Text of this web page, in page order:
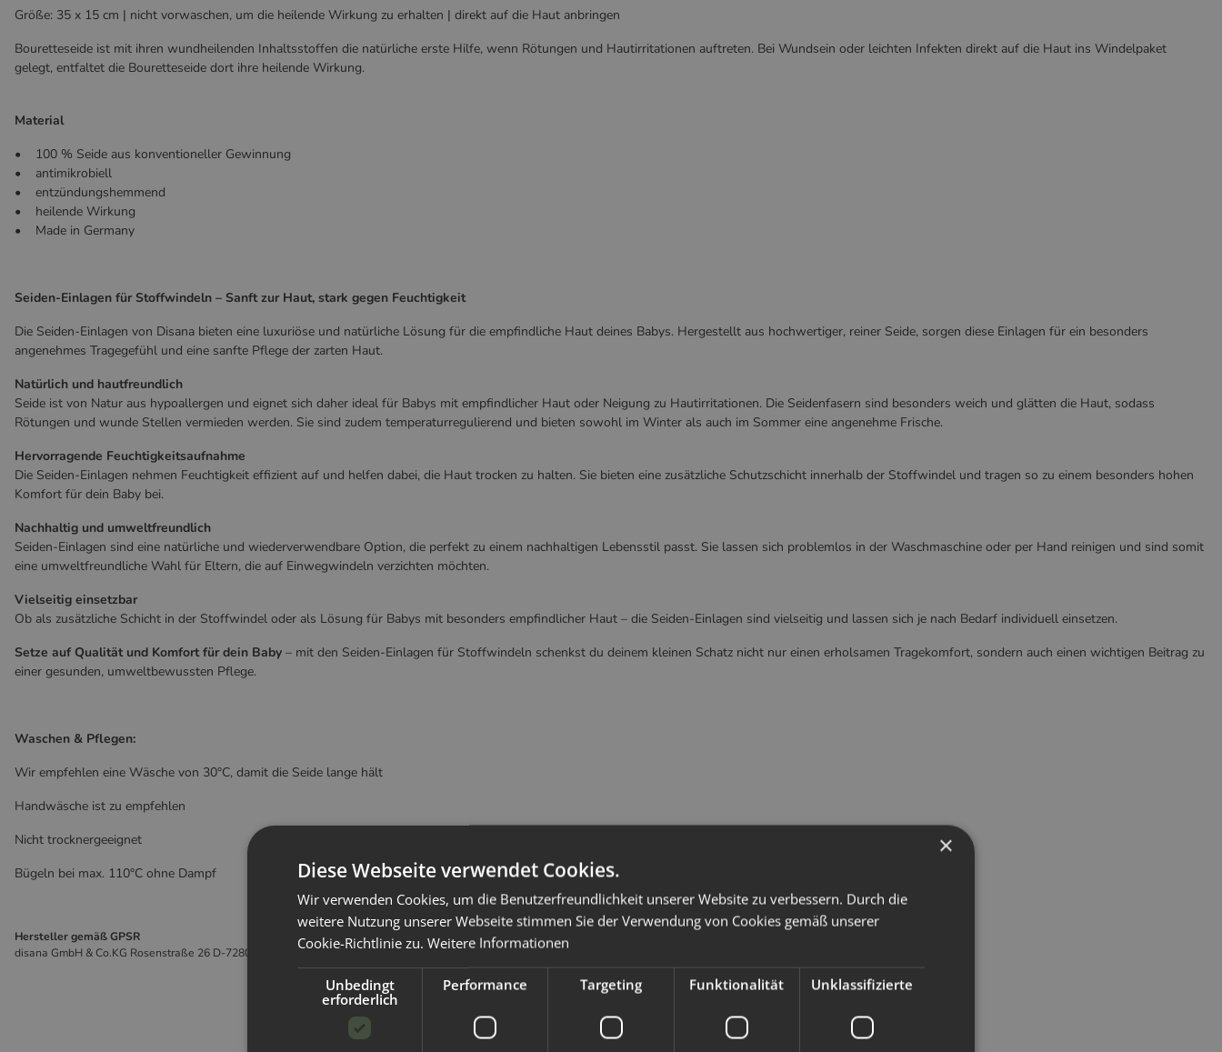
Größe: 35 x 15 cm | nicht vorwaschen, um die heilende Wirkung zu erhalten | direkt auf die Haut anbringen
Bouretteseide ist mit ihren wundheilenden Inhaltsstoffen die natürliche erste Hilfe, wenn Rötungen und Hautirritationen auftreten. Bei Wundsein oder leichten Infekten direkt auf die Haut ins Windelpaket
gelegt, entfaltet die Bouretteseide dort ihre heilende Wirkung.
Material
• 100 % Seide aus konventioneller Gewinnung
• antimikrobiell
• entzündungshemmend
• heilende Wirkung
• Made in Germany
Seiden-Einlagen für Stoffwindeln – Sanft zur Haut, stark gegen Feuchtigkeit
Die Seiden-Einlagen von Disana bieten eine luxuriöse und natürliche Lösung für die empfindliche Haut deines Babys. Hergestellt aus hochwertiger, reiner Seide, sorgen diese Einlagen für ein besonders
angenehmes Tragegefühl und eine sanfte Pflege der zarten Haut.
Natürlich und hautfreundlich
Seide ist von Natur aus hypoallergen und eignet sich daher ideal für Babys mit empfindlicher Haut oder Neigung zu Hautirritationen. Die Seidenfasern sind besonders weich und glätten die Haut, sodass
Rötungen und wunde Stellen vermieden werden. Sie sind zudem temperaturregulierend und bieten sowohl im Winter als auch im Sommer eine angenehme Frische.
Hervorragende Feuchtigkeitsaufnahme
Die Seiden-Einlagen nehmen Feuchtigkeit effizient auf und helfen dabei, die Haut trocken zu halten. Sie bieten eine zusätzliche Schutzschicht innerhalb der Stoffwindel und tragen so zu einem besonders hohen
Komfort für dein Baby bei.
Nachhaltig und umweltfreundlich
Seiden-Einlagen sind eine natürliche und wiederverwendbare Option, die perfekt zu einem nachhaltigen Lebensstil passt. Sie lassen sich problemlos in der Waschmaschine oder per Hand reinigen und sind somit
eine umweltfreundliche Wahl für Eltern, die auf Einwegwindeln verzichten möchten.
Vielseitig einsetzbar
Ob als zusätzliche Schicht in der Stoffwindel oder als Lösung für Babys mit besonders empfindlicher Haut – die Seiden-Einlagen sind vielseitig und lassen sich je nach Bedarf individuell einsetzen.
Setze auf Qualität und Komfort für dein Baby – mit den Seiden-Einlagen für Stoffwindeln schenkst du deinem kleinen Schatz nicht nur einen erholsamen Tragekomfort, sondern auch einen wichtigen Beitrag zu
einer gesunden, umweltbewussten Pflege.
Waschen & Pflegen:
Wir empfehlen eine Wäsche von 30°C, damit die Seide lange hält
Handwäsche ist zu empfehlen
Nicht trocknergeeignet
Bügeln bei max. 110°C ohne Dampf
Hersteller gemäß GPSR
disana GmbH & Co.KG Rosenstraße 26 D-72805 Lichtenstein info@disana.de
Kunden kauften dazu folgende Artikel:
×
Diese Webseite verwendet Cookies.
Wir verwenden Cookies, um die Benutzerfreundlichkeit unserer Website zu verbessern. Durch die
weitere Nutzung unserer Webseite stimmen Sie der Verwendung von Cookies gemäß unserer
Cookie-Richtlinie zu. Weitere Informationen
Unbedingt
erforderlich
Performance Targeting Funktionalität Unklassifizierte